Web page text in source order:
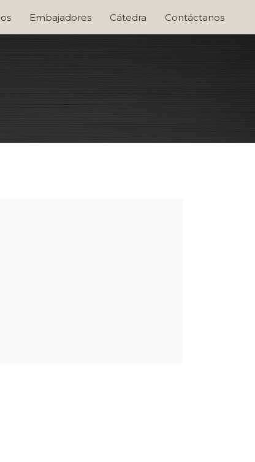
Embajadores Cátedra Contáctanos